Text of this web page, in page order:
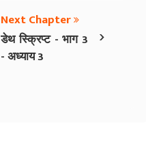
›
Next Chapter
डेथ स्क्रिप्ट - भाग 3
- अध्याय 3